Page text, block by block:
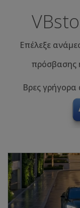
Επέλεξε
πρόσβασης
Βρες